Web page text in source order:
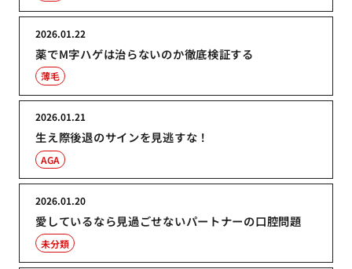
薬でM字ハゲは治らないのか徹底検証する
2026.01.22
薄毛
生え際後退のサインを見逃すな！
2026.01.21
AGA
愛しているなら見過ごせないパートナーの口腔問題
2026.01.20
未分類